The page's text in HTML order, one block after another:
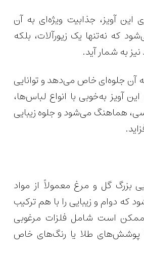
این آویز، جذابیت ویژه‌ای به آن
که نه‌تنها یک زیورآلات، بلکه
به شمار آید.
به آن جلوه‌ای خاص می‌دهد و توانایی
آویز به‌خوبی با انواع لباس‌ها،
هماهنگ می‌شود و جلوه زیبایی
بزرگ گل و مرغ معمولاً از مواد
که دوام و زیبایی را با هم ترکیب
است شامل فلزات مرغوبی
با پوشش‌های طلا یا رنگ‌های خاص